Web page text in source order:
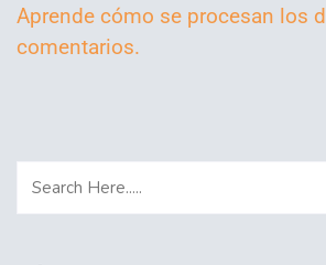
Aprende cómo se procesan los
comentarios.